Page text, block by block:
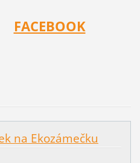
FACEBOOK
na Ekozámečku